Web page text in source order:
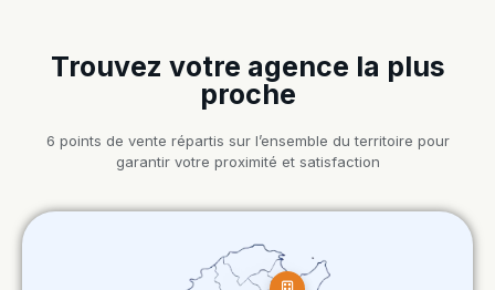
Trouvez votre agence la plus
proche
6 points de vente répartis sur l’ensemble du territoire pour
garantir votre proximité et satisfaction